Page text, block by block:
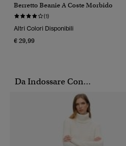
Berretto Beanie A Coste Morbido
(1)
Altri Colori Disponibili
€ 29,99
Da Indossare Con...